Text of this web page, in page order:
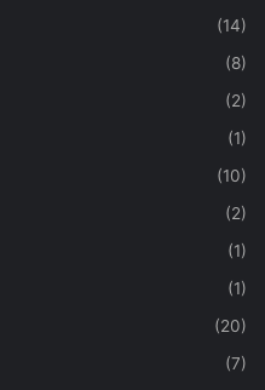
(14)
(8)
(2)
(1)
(10)
(2)
(1)
(1)
(20)
(7)